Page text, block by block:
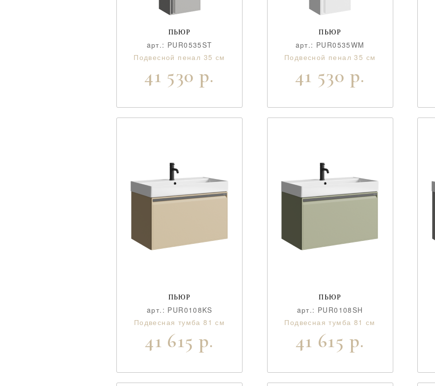
ПЬЮР
aрт.: PUR0535ST
Подвесной пенал 35 см
41 530 р.
ПЬЮР
aрт.: PUR0535WM
Подвесной пенал 35 см
41 530 р.
ПЬЮР
aрт.: PUR0108KS
Подвесная тумба 81 см
41 615 р.
ПЬЮР
aрт.: PUR0108SH
Подвесная тумба 81 см
41 615 р.